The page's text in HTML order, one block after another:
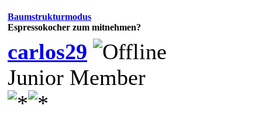
Baumstrukturmodus
Espressokocher zum mitnehmen?
carlos29
Junior Member